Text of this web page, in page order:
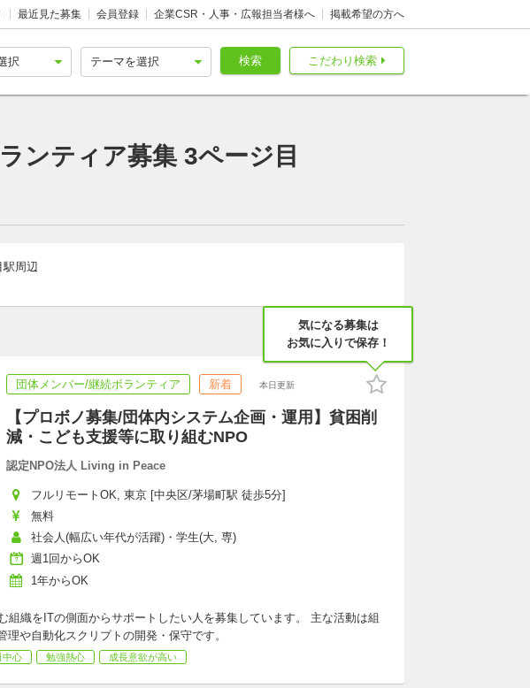
最近見た募集 会員登録 企業CSR・人事・広報担当者様へ 掲載希望の方へ
こだわり検索
検索
ンティア募集 3ページ目
駅周辺
気になる募集は
お気に入りで保存！
団体メンバー/継続ボランティア 新着 本日更新
【プロボノ募集/団体内システム企画・運用】貧困削
減・こども支援等に取り組むNPO
認定NPO法人 Living in Peace
フルリモートOK, 東京 [中央区/茅場町駅 徒歩5分]
無料
社会人(幅広い年代が活躍)・学生(大, 専)
週1回からOK
1年からOK
組織をITの側面からサポートしたい人を募集しています。 主な活動は組
や自動化スクリプトの開発・保守です。
中心 勉強熱心 成長意欲が高い